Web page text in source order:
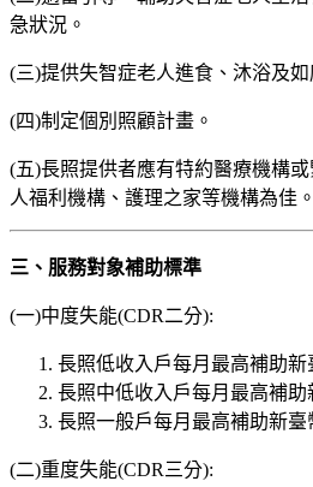
急狀況。
(三)提供失智症老人進食、沐浴及
(四)制定個別照顧計畫。
(五)長照提供者應有特約醫療機構
人福利機構、護理之家等機構為佳。
三、服務對象補助標準
(一)中度失能(CDR二分):
長照低收入戶每月最高補助新
長照中低收入戶每月最高補助
長照一般戶每月最高補助新臺
(二)重度失能(CDR三分):